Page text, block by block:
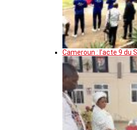
Cameroun : l’acte 9 du